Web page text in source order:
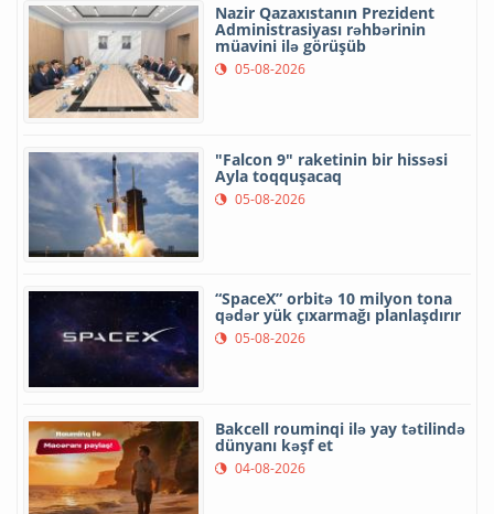
Nazir Qazaxıstanın Prezident
Administrasiyası rəhbərinin
müavini ilə görüşüb
05-08-2026
"Falcon 9" raketinin bir hissəsi
Ayla toqquşacaq
05-08-2026
“SpaceX” orbitə 10 milyon tona
qədər yük çıxarmağı planlaşdırır
05-08-2026
Bakcell rouminqi ilə yay tətilində
dünyanı kəşf et
04-08-2026